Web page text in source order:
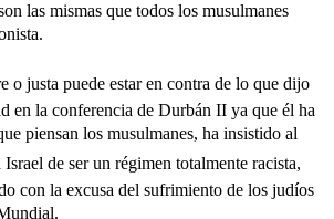
las mismas que todos los musulmanes
o justa puede estar en contra de lo que dijo
en la conferencia de Durbán II ya que él ha
piensan los musulmanes, ha insistido al
de ser un régimen totalmente racista,
con la excusa del sufrimiento de los judíos